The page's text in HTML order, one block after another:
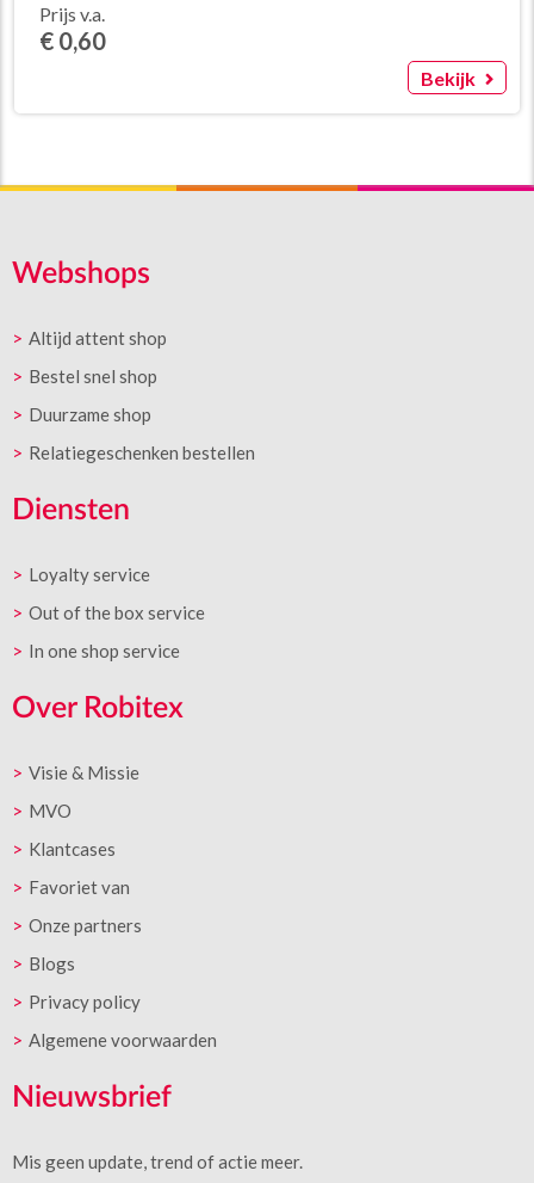
Prijs v.a.
€ 0,60
Bekijk
Webshops
Altijd attent shop
Bestel snel shop
Duurzame shop
Relatiegeschenken bestellen
Diensten
Loyalty service
Out of the box service
In one shop service
Over Robitex
Visie & Missie
MVO
Klantcases
Favoriet van
Onze partners
Blogs
Privacy policy
Algemene voorwaarden
Nieuwsbrief
Mis geen update, trend of actie meer.